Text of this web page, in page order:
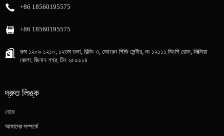
+86 18560195575
+86 18560195575
রুম ১২০৯-১২১০, ১২তম তলা, বিল্ডিং ৩, জোংরুং শিজি সেন্টার, নং ১২১১১ জিংশি রোড, লিক্সিয়া
জেলা, জিনান শহর, চীন ২৫০০১৪
দ্রুত লিঙ্ক
হোম
আমাদের সম্পর্কে